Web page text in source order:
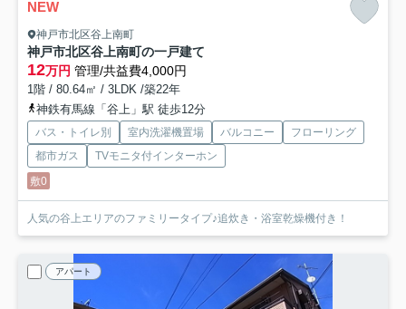
NEW
神戸市北区谷上南町
神戸市北区谷上南町の一戸建て
12万円 管理/共益費4,000円
1階 / 80.64㎡ / 3LDK /築22年
神鉄有馬線「谷上」駅 徒歩12分
バス・トイレ別 室内洗濯機置場 バルコニー
フローリング
都市ガス
TVモニタ付インターホン
敷0
人気の谷上エリアのファミリータイプ♪追炊き・浴室乾燥機付き！
アパート